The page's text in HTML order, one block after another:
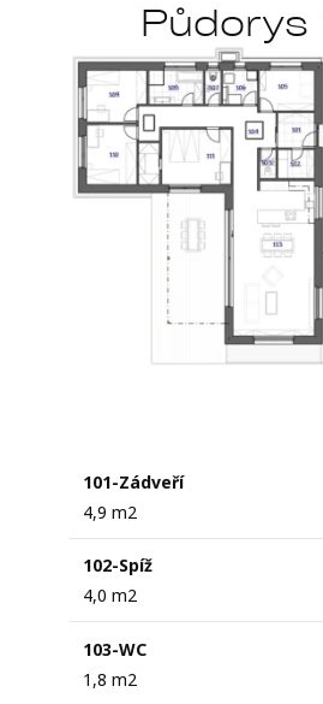
Půdorys
101-Zádveří
4,9 m2
102-Spíž
4,0 m2
103-WC
1,8 m2